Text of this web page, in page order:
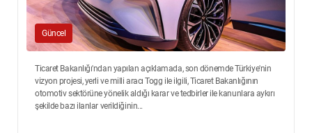
Güncel
Ticaret Bakanlığı'ndan yapılan açıklamada, son dönemde Türkiye'nin
vizyon projesi, yerli ve milli aracı Togg ile ilgili, Ticaret Bakanlığının
otomotiv sektörüne yönelik aldığı karar ve tedbirler ile kanunlara aykırı
şekilde bazı ilanlar verildiğinin...